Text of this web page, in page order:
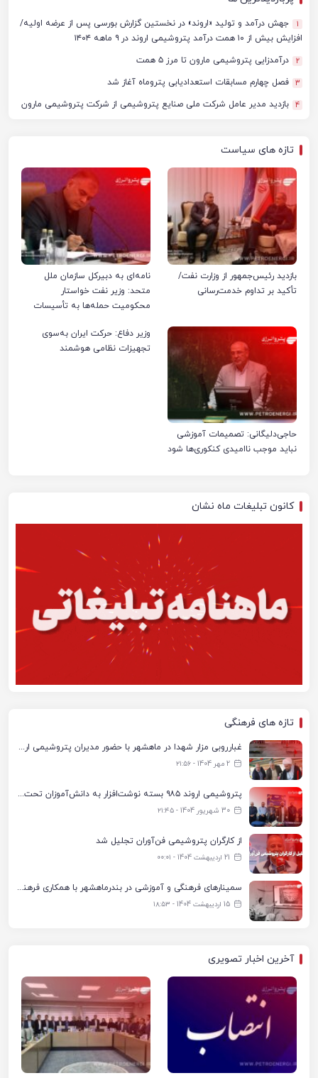
1
جهش درآمد و تولید «اروند» در نخستین گزارش بورسی پس از عرضه اولیه/
افزایش بیش از ۱۰ همت درآمد پتروشیمی اروند در ۹ ماهه ۱۴۰۴
2 درآمدزایی پتروشیمی مارون تا مرز ۵ همت
3 فصل چهارم مسابقات استعدادیابی پتروماه آغاز شد
4 بازدید مدیر عامل شرکت ملی صنایع پتروشیمی از شرکت پتروشیمی مارون
تازه های سیاست
بازدید رئیس‌جمهور از وزارت نفت/
تأکید بر تداوم خدمت‌رسانی
نامه‌ای به دبیرکل سازمان ملل
متحد: وزیر نفت خواستار
محکومیت حمله‌ها به تأسیسات
حاجی‌دلیگانی: تصمیمات آموزشی
نباید موجب ناامیدی کنکوری‌ها شود
وزیر دفاع: حرکت ایران به‌سوی
تجهیزات نظامی هوشمند
کانون تبلیغات ماه نشان
تازه های فرهنگی
غبارروبی مزار شهدا در ماهشهر با حضور مدیران پتروشیمی اروند و مسئولان شهری
2 مهر 1404 - ۲۱:۵۶
پتروشیمی اروند ۹۸۵ بسته نوشت‌افزار به دانش‌آموزان تحت پوشش کمیته امداد بندرماهشهر اهدا کرد
30 شهریور 1404 - ۲۱:۴۵
از کارگران پتروشیمی فن‌آوران تجلیل شد
21 اردیبهشت 1404 - ۰۰:۰۱
سمینارهای فرهنگی و آموزشی در بندرماهشهر با همکاری فرهنگ‌سرای پتروشیمی مارون
15 اردیبهشت 1404 - ۱۸:۵۳
آخرین اخبار تصویری